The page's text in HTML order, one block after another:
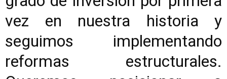
vez en nuestra historia y
seguimos implementando
reformas estructurales.